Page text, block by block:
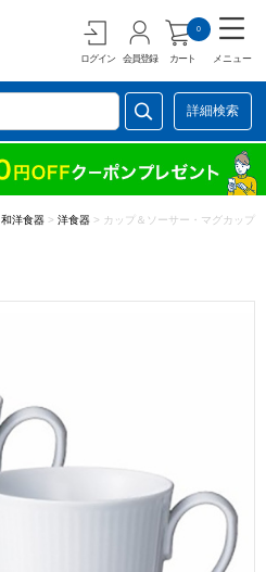
ログイン 会員登録 カート
0
メニュー
詳細検索
和洋食器 > 洋食器 > カップ＆ソーサー・マグカップ